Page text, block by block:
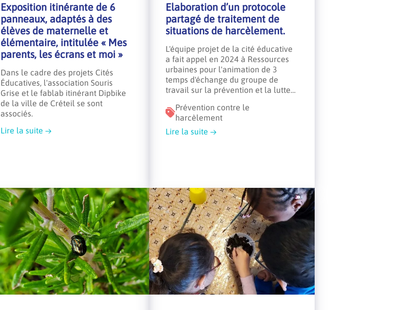
Exposition itinérante de 6
panneaux, adaptés à des
élèves de maternelle et
élémentaire, intitulée « Mes
parents, les écrans et moi »
Dans le cadre des projets Cités
Éducatives, l'association Souris
Grise et le fablab itinérant Dipbike
de la ville de Créteil se sont
associés.
Lire la suite
Elaboration d’un protocole
partagé de traitement de
situations de harcèlement.
L'équipe projet de la cité éducative
a fait appel en 2024 à Ressources
urbaines pour l'animation de 3
temps d'échange du groupe de
travail sur la prévention et la lutte…
Prévention contre le
harcèlement
Lire la suite